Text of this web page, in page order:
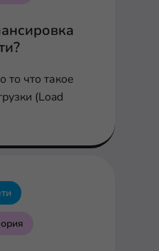
то что такое
(Load